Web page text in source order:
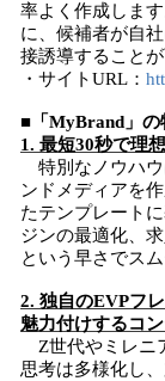
率よく作成しま
に、候補者が自
接誘導すること
・サイトURL：
■「MyBrand」の
1. 最短30秒で理
特別なノウハウ
ンドメディアを
たテンプレート
ジンの最適化、
という早さでス
2. 独自のEVPフ
魅力付けするコ
Z世代やミレニ
思考は多様化し